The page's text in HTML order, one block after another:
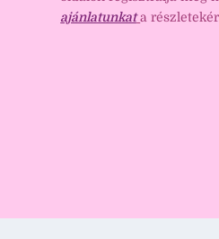
ajánlatunkat a